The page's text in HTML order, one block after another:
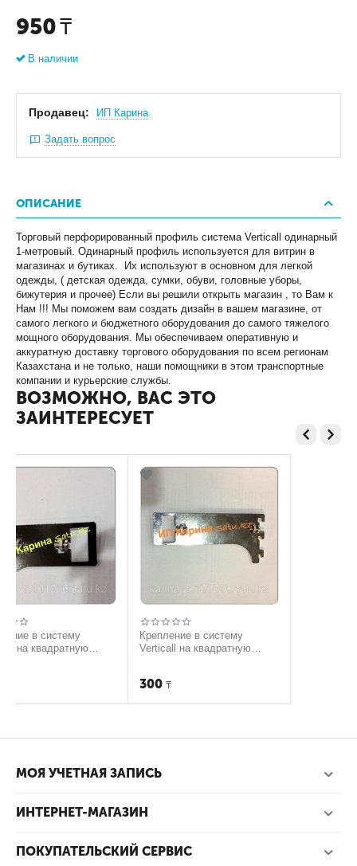
950 ₸
В наличии
Продавец: ИП Карина
Задать вопрос
ОПИСАНИЕ
Торговый перфорированный профиль система Verticall одинарный
1-метровый. Одинарный профиль используется для витрин в
магазинах и бутиках. Их используют в основном для легкой
одежды, ( детская одежда, сумки, обуви, головные уборы,
бижутерия и прочее) Если вы решили открыть магазин , то Вам к
Нам !!! Мы поможем вам создать дизайн в вашем магазине, от
самого легкого и бюджетного оборудования до самого тяжелого
мощного оборудования. Мы обеспечиваем оперативную и
аккуратную доставку торгового оборудования по всем регионам
Казахстана и не только, наши помощники в этом транспортные
компании и курьерские службы.
ВОЗМОЖНО, ВАС ЭТО
ЗАИНТЕРЕСУЕТ
Крепление в систему
Verticall на квадратную
МОЯ УЧЕТНАЯ ЗАПИСЬ
ИНТЕРНЕТ-МАГАЗИН
ПОКУПАТЕЛЬСКИЙ СЕРВИС